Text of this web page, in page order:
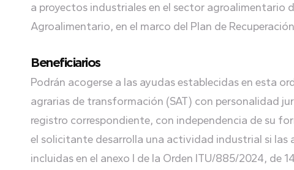
a proyectos industriales en el sector agroalimentario
Agroalimentario, en el marco del Plan de
Beneficiarios
Podrán acogerse a las ayudas establecidas en esta
agrarias de transformación (SAT) con personalidad
registro correspondiente, con independencia de su
el solicitante desarrolla una actividad industrial si las
incluidas en el anexo I de la Orden ITU/885/2024, de